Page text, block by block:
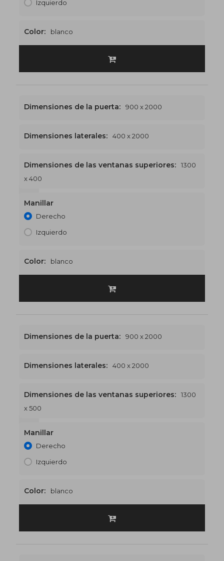
Izquierdo
Color: blanco
Dimensiones de la puerta: 900 x 2000
Dimensiones laterales: 400 x 2000
Dimensiones de las ventanas superiores:
1300
x 400
Manillar
Derecho
Izquierdo
Color: blanco
Dimensiones de la puerta: 900 x 2000
Dimensiones laterales: 400 x 2000
Dimensiones de las ventanas superiores:
1300
x 500
Manillar
Derecho
Izquierdo
Color: blanco